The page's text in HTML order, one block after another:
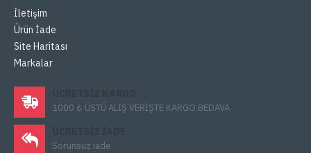
İletişim
Ürün İade
Site Haritası
Markalar
1000 ₺ ÜSTÜ ALIŞ VERİŞTE KARGO BEDAVA
Sorunsuz iade